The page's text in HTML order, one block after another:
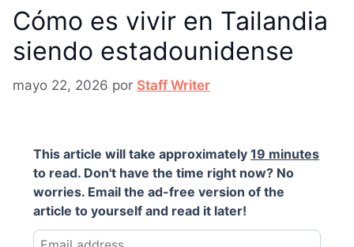
Cómo es vivir en Tailandia
siendo estadounidense
mayo 22, 2026 por Staff Writer
This article will take approximately 19 minutes
to read. Don't have the time right now? No
worries. Email the ad-free version of the
article to yourself and read it later!